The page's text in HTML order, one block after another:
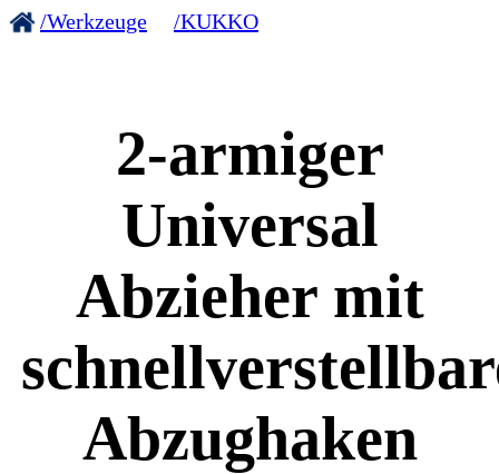
/Werkzeuge /KUKKO
2-armiger
Universal
Abzieher mit
Abzughaken